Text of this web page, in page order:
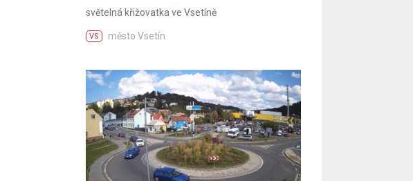
světelná křižovatka ve Vsetíně
VS město Vsetín